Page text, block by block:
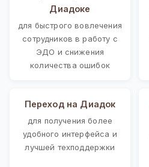
Диадоке
для быстрого вовлечения
сотрудников в работу с
ЭДО и снижения
количества ошибок
Переход на Диадок
для получения более
удобного интерфейса и
лучшей техподдержки